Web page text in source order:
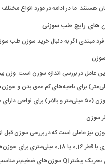
هستند. ما در ادامه در مورد انواع
رایج طب سوزنی
مبتدی اگر به دنبال خرید سوزن طب
عامل در بررسی اندازه سوزن است. وزن
استفاده قرار می‌گیرند.
سوزن
نیز عاملی است که در بررسی سوزن قبل از